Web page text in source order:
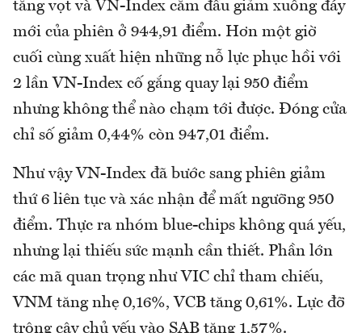
tăng vọt và VN-Index cắm đầu giảm xuống đáy
mới của phiên ở 944,91 điểm. Hơn một giờ
cuối cùng xuất hiện những nỗ lực phục hồi với
2 lần VN-Index cố gắng quay lại 950 điểm
nhưng không thể nào chạm tới được. Đóng cửa
chỉ số giảm 0,44% còn 947,01 điểm.
Như vậy VN-Index đã bước sang phiên giảm
thứ 6 liên tục và xác nhận để mất ngưỡng 950
điểm. Thực ra nhóm blue-chips không quá yếu,
nhưng lại thiếu sức mạnh cần thiết. Phần lớn
các mã quan trọng như VIC chỉ tham chiếu,
VNM tăng nhẹ 0,16%, VCB tăng 0,61%. Lực đỡ
trông cậy chủ yếu vào SAB tăng 1,57%.